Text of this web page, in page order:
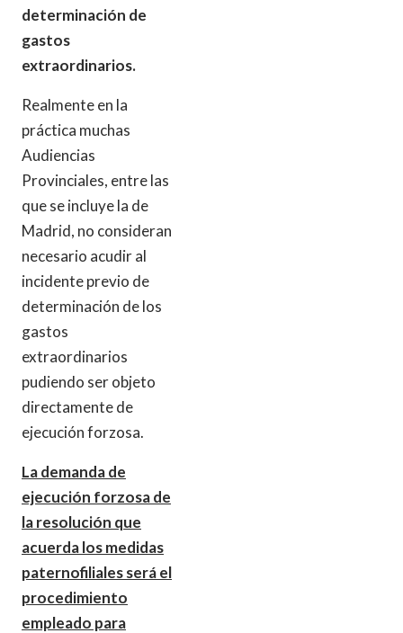
determinación de
gastos
extraordinarios.
Realmente en la
práctica muchas
Audiencias
Provinciales, entre las
que se incluye la de
Madrid, no consideran
necesario acudir al
incidente previo de
determinación de los
gastos
extraordinarios
pudiendo ser objeto
directamente de
ejecución forzosa.
La demanda de
ejecución forzosa de
la resolución que
acuerda los medidas
paternofiliales será el
procedimiento
empleado para